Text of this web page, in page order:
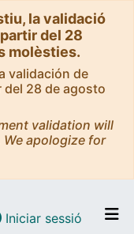
la validació
del 28
molèsties.
validación de
28 de agosto
validation will
apologize for
Iniciar sessió (current)